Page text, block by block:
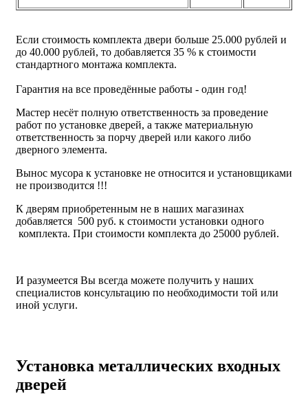
Если стоимость комплекта двери больше 25.000 рублей и
до 40.000 рублей, то добавляется 35 % к стоимости
стандартного монтажа комплекта.
Гарантия на все проведённые работы - один год!
Мастер несёт полную ответственность за проведение
работ по установке дверей, а также материальную
ответственность за порчу дверей или какого либо
дверного элемента.
Вынос мусора к установке не относится и установщиками
не производится !!!
К дверям приобретенным не в наших магазинах
добавляется 500 руб. к стоимости установки одного
комплекта. При стоимости комплекта до 25000 рублей.
И разумеется Вы всегда можете получить у наших
специалистов консультацию по необходимости той или
иной услуги.
Установка металлических входных
дверей